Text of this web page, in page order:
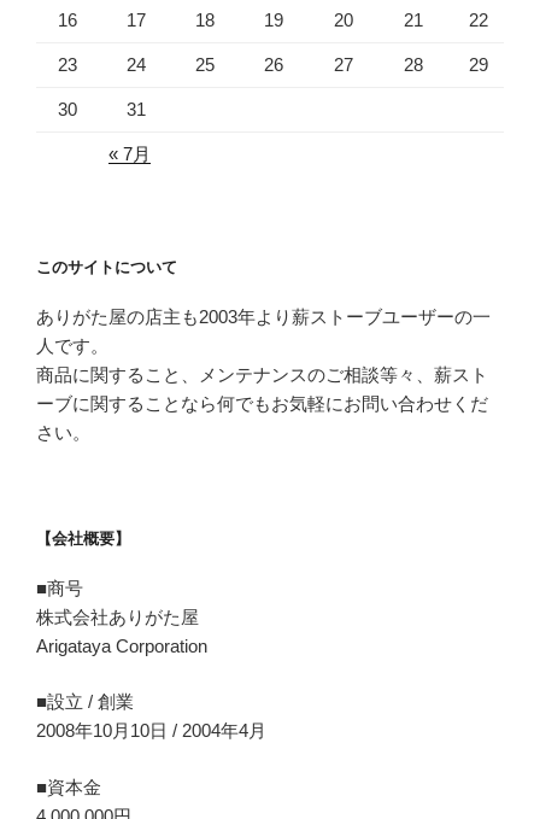
16 17 18 19 20 21 22
23 24 25 26 27 28 29
30 31
« 7月
このサイトについて
ありがた屋の店主も2003年より薪ストーブユーザーの一
人です。
商品に関すること、メンテナンスのご相談等々、薪スト
ーブに関することなら何でもお気軽にお問い合わせくだ
さい。
【会社概要】
■商号
株式会社ありがた屋
Arigataya Corporation
■設立 / 創業
2008年10月10日 / 2004年4月
■資本金